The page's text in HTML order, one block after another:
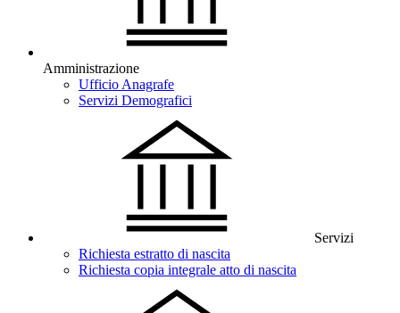
Amministrazione
Ufficio Anagrafe
Servizi Demografici
Servizi
Richiesta estratto di nascita
Richiesta copia integrale atto di nascita